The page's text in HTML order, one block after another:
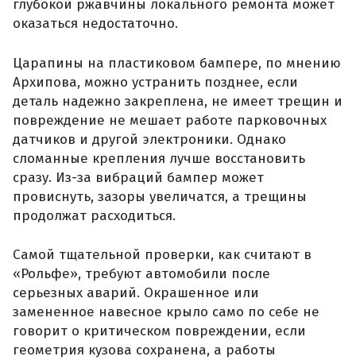
глубокой ржавчины локального ремонта может
оказаться недостаточно.
Царапины на пластиковом бампере, по мнению
Архипова, можно устранить позднее, если
деталь надежно закреплена, не имеет трещин и
повреждение не мешает работе парковочных
датчиков и другой электроники. Однако
сломанные крепления лучше восстановить
сразу. Из-за вибраций бампер может
провиснуть, зазоры увеличатся, а трещины
продолжат расходиться.
Самой тщательной проверки, как считают в
«Рольфе», требуют автомобили после
серьезных аварий. Окрашенное или
замененное навесное крыло само по себе не
говорит о критическом повреждении, если
геометрия кузова сохранена, а работы